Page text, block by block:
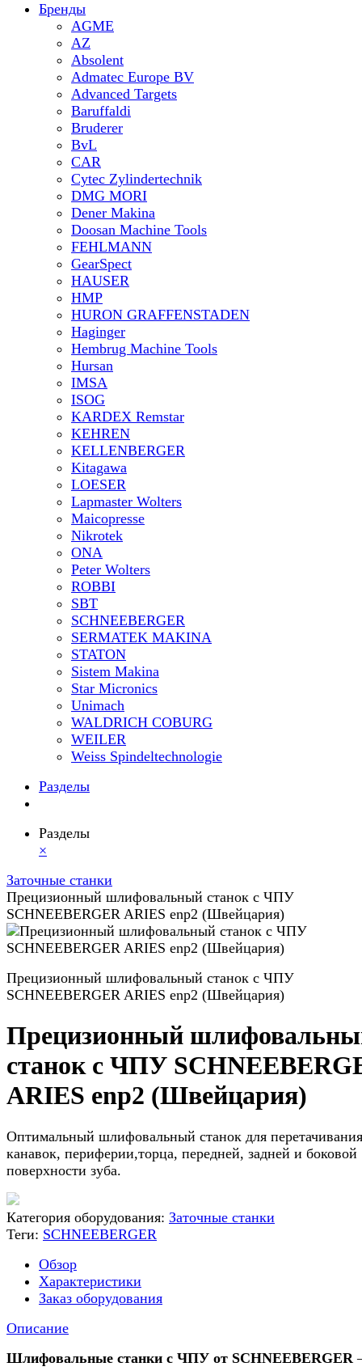
Бренды
AGME
AZ
Absolent
Admatec Europe BV
Advanced Targets
Baruffaldi
Bruderer
BvL
CAR
Cytec Zylindertechnik
DMG MORI
Dener Makina
Doosan Machine Tools
FEHLMANN
GearSpect
HAUSER
HMP
HURON GRAFFENSTADEN
Haginger
Hembrug Machine Tools
Hursan
IMSA
ISOG
KARDEX Remstar
KEHREN
KELLENBERGER
Kitagawa
LOESER
Lapmaster Wolters
Maicopresse
Nikrotek
ONA
Peter Wolters
ROBBI
SBT
SCHNEEBERGER
SERMATEK MAKINA
STATON
Sistem Makina
Star Micronics
Unimach
WALDRICH COBURG
WEILER
Weiss Spindeltechnologie
Разделы
Разделы
×
Заточные станки
Прецизионный шлифовальный станок с ЧПУ
SCHNEEBERGER ARIES enp2 (Швейцария)
Прецизионный шлифовальный станок с ЧПУ
SCHNEEBERGER ARIES enp2 (Швейцария)
Прецизионный
станок с ЧПУ
ARIES enp2 (Швейцария)
Оптимальный шлифовальный станок для перетачивания
канавок, периферии,торца, передней, задней и боковой
поверхности зуба.
Категория оборудования: Заточные станки
Теги: SCHNEEBERGER
Обзор
Характеристики
Заказ оборудования
Описание
Шлифовальные станки с ЧПУ от SCHNEEBERGER